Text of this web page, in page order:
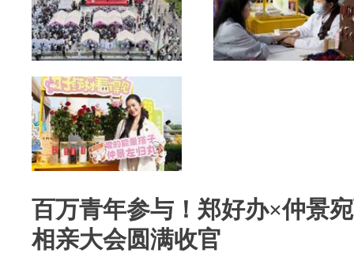
百万青年参与！郑好办×仲景
相亲大会圆满收官